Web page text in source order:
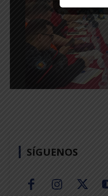
SÍGUENOS